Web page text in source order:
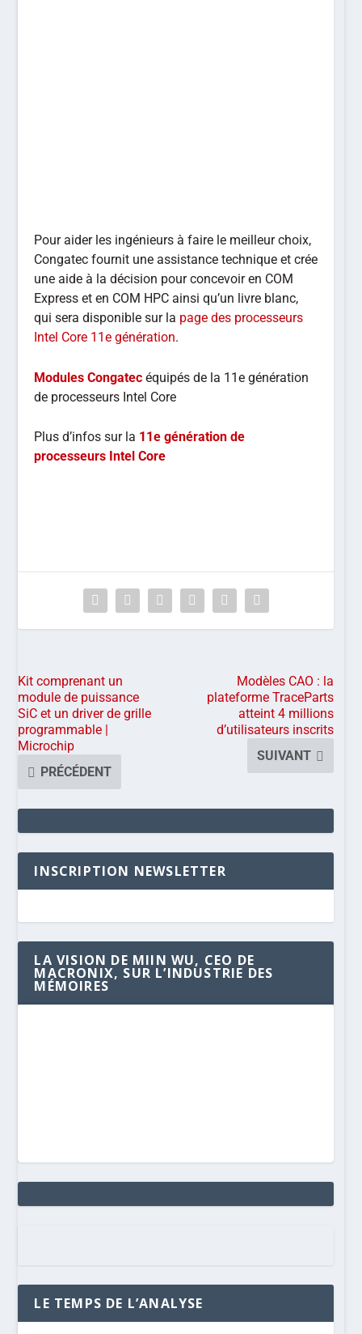
Pour aider les ingénieurs à faire le meilleur choix,
Congatec fournit une assistance technique et crée
une aide à la décision pour concevoir en COM
Express et en COM HPC ainsi qu’un livre blanc,
qui sera disponible sur la page des processeurs
Intel Core 11e génération.
Modules Congatec équipés de la 11e génération
de processeurs Intel Core
Plus d’infos sur la 11e génération de
processeurs Intel Core
Kit comprenant un
module de puissance
SiC et un driver de grille
programmable |
Microchip
PRÉCÉDENT
Modèles CAO : la
plateforme TraceParts
atteint 4 millions
d’utilisateurs inscrits
SUIVANT
INSCRIPTION NEWSLETTER
LA VISION DE MIIN WU, CEO DE
MACRONIX, SUR L’INDUSTRIE DES
MÉMOIRES
LE TEMPS DE L’ANALYSE